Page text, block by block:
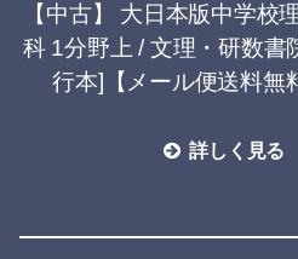
【中古】 大日本版中学校
科 1分野上 / 文理・研数書
行本]【メール便送料無
詳しく見る